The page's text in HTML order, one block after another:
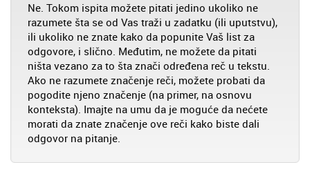
Ne. Tokom ispita možete pitati jedino ukoliko ne
razumete šta se od Vas traži u zadatku (ili uputstvu),
ili ukoliko ne znate kako da popunite Vaš list za
odgovore, i slično. Međutim, ne možete da pitati
ništa vezano za to šta znači određena reč u tekstu.
Ako ne razumete značenje reči, možete probati da
pogodite njeno značenje (na primer, na osnovu
konteksta). Imajte na umu da je moguće da nećete
morati da znate značenje ove reči kako biste dali
odgovor na pitanje.